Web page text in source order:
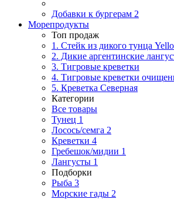
Добавки к бургерам 2
Морепродукты
Топ продаж
1. Стейк из дикого тунца
2. Дикие аргентинские
3. Тигровые креветки
4. Тигровые креветки
5. Креветка Cеверная
Категории
Все товары
Тунец 1
Лосось/семга 2
Креветки 4
Гребешок/мидии 1
Лангусты 1
Подборки
Рыба 3
Морские гады 2